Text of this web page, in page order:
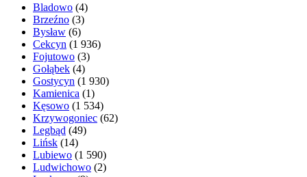
Bladowo (4)
Brzeźno (3)
Bysław (6)
Cekcyn (1 936)
Fojutowo (3)
Gołąbek (4)
Gostycyn (1 930)
Kamienica (1)
Kęsowo (1 534)
Krzywogoniec (62)
Legbąd (49)
Lińsk (14)
Lubiewo (1 590)
Ludwichowo (2)